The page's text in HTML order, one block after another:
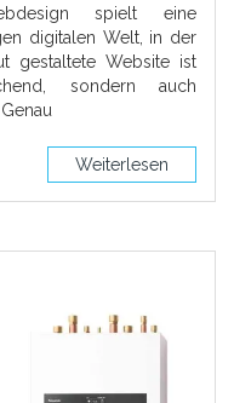
spielt eine
digitalen Welt, in der
gestaltete Website ist
sondern auch
Weiterlesen